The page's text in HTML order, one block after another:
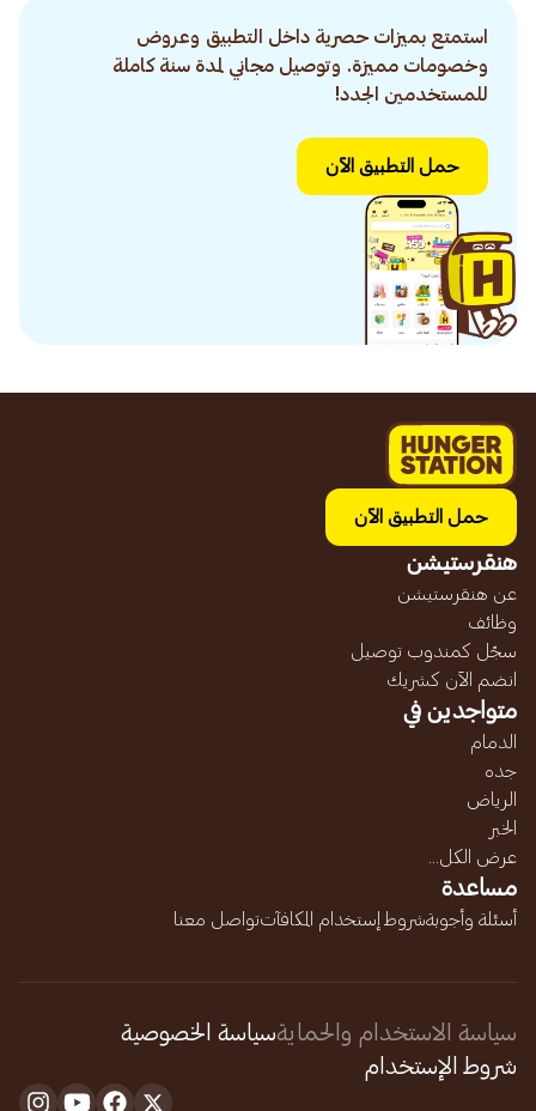
استمتع بميزات حصرية داخل التطبيق وعروض
وخصومات مميزة. وتوصيل مجاني لمدة سنة كاملة
للمستخدمين الجدد!
حمل التطبيق الآن
حمل التطبيق الآن
هنقرستيشن
عن هنقرستيشن
وظائف
سجّل كمندوب توصيل
انضم الآن كشريك
متواجدين في
الدمام
جده
الرياض
الخبر
عرض الكل...
مساعدة
أسئلة وأجوبةشروط إستخدام المكافآتتواصل معنا
سياسة الاستخدام والحمايةسياسة الخصوصية
شروط الإستخدام